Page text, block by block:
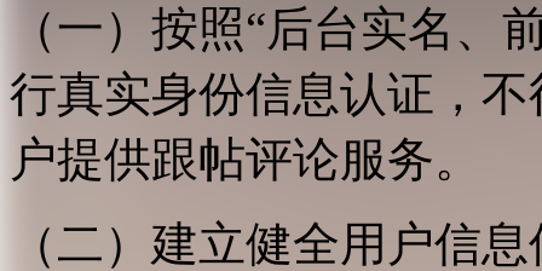
（一）按照“后台实名、
行真实身份信息认证，
户提供跟帖评论服务。
（二）建立健全用户信